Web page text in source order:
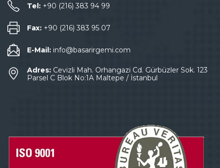
Tel: +90 (216) 383 94 99
Fax: +90 (216) 383 95 07
E-Mail: info@basarirgemi.com
Adres: Cevizli Mah. Orhangazi Cd. Gürbüzler Sok. 123
Parsel C Blok No:1A Maltepe / İstanbul